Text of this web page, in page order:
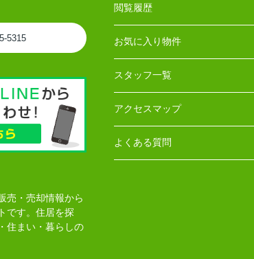
5315
売・売却情報から
です。住居を探
住まい・暮らしの
閲覧履歴
お気に入り物件
スタッフ一覧
アクセスマップ
よくある質問